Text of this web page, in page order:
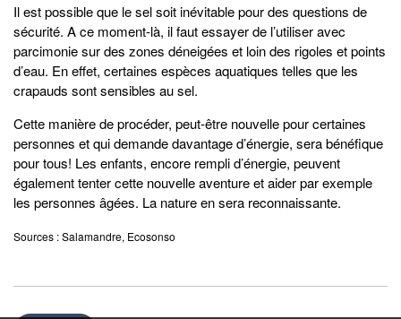
Il est possible que le sel soit inévitable pour des questions de
sécurité. A ce moment-là, il faut essayer de l’utiliser avec
parcimonie sur des zones déneigées et loin des rigoles et points
d’eau. En effet, certaines espèces aquatiques telles que les
crapauds sont sensibles au sel.
Cette manière de procéder, peut-être nouvelle pour certaines
personnes et qui demande davantage d’énergie, sera bénéfique
pour tous! Les enfants, encore rempli d’énergie, peuvent
également tenter cette nouvelle aventure et aider par exemple
les personnes âgées. La nature en sera reconnaissante.
Sources : Salamandre, Ecosonso